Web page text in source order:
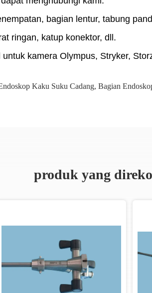
bagian lentur, tabung
ringan, katup konektor, dll.
kamera Olympus, Stryker,
Kaku Suku Cadang, Bagian
produk yang